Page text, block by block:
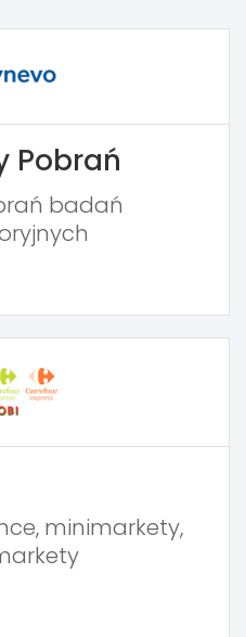
Pobrań
badań
minimarkety,